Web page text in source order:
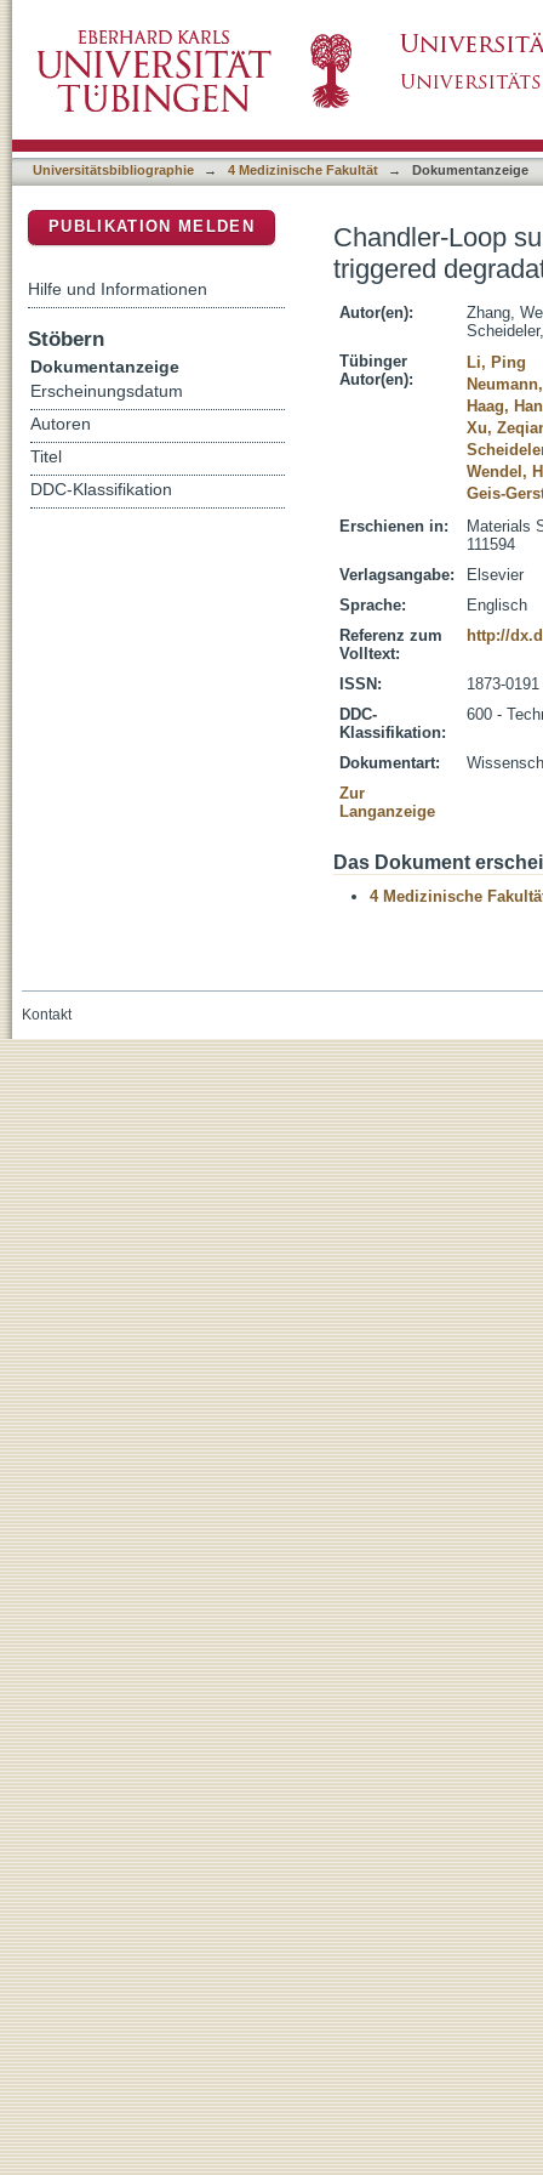
Zn-4Cu alloy and Zn
Universitätsbibliographie → 4 Medizinische Fakultät → Dokumentanzeige
Chandler-Loop
triggered
Autor(en):
Zhang,
Tübinger
Autor(en):
Li, Ping
Haag,
Xu,
Wendel,
Geis-
Erschienen in:
Materials
111594
Verlagsangabe:
Elsevier
Sprache:
Englisch
Referenz zum
Volltext:
http://
ISSN:
1873-0191
DDC-
Klassifikation:
600 -
Dokumentart:
Zur
Langanzeige
Das Dokument
4 Medizinische
PUBLIKATION MELDEN
Hilfe und Informationen
Stöbern
Dokumentanzeige
Erscheinungsdatum
Autoren
Titel
DDC-Klassifikation
Kontakt